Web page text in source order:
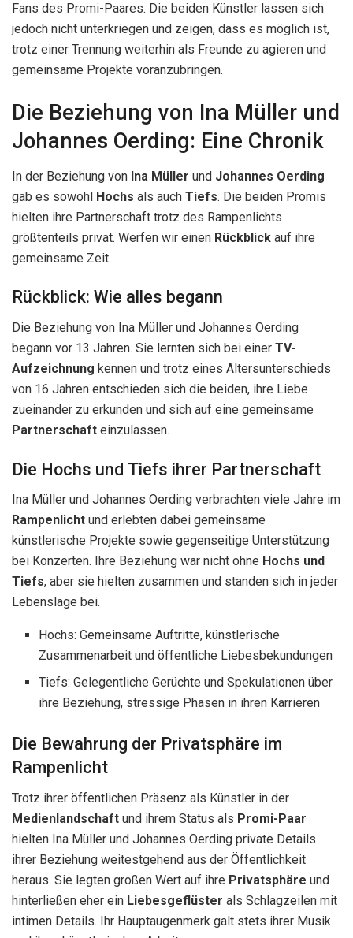
Fans des Promi-Paares. Die beiden Künstler lassen sich
jedoch nicht unterkriegen und zeigen, dass es möglich ist,
trotz einer Trennung weiterhin als Freunde zu agieren und
gemeinsame Projekte voranzubringen.
Die Beziehung von Ina Müller und
Johannes Oerding: Eine Chronik
In der Beziehung von Ina Müller und Johannes Oerding
gab es sowohl Hochs als auch Tiefs. Die beiden Promis
hielten ihre Partnerschaft trotz des Rampenlichts
größtenteils privat. Werfen wir einen Rückblick auf ihre
gemeinsame Zeit.
Rückblick: Wie alles begann
Die Beziehung von Ina Müller und Johannes Oerding
begann vor 13 Jahren. Sie lernten sich bei einer TV-
Aufzeichnung kennen und trotz eines Altersunterschieds
von 16 Jahren entschieden sich die beiden, ihre Liebe
zueinander zu erkunden und sich auf eine gemeinsame
Partnerschaft einzulassen.
Die Hochs und Tiefs ihrer Partnerschaft
Ina Müller und Johannes Oerding verbrachten viele Jahre im
Rampenlicht und erlebten dabei gemeinsame
künstlerische Projekte sowie gegenseitige Unterstützung
bei Konzerten. Ihre Beziehung war nicht ohne Hochs und
Tiefs, aber sie hielten zusammen und standen sich in jeder
Lebenslage bei.
Hochs: Gemeinsame Auftritte, künstlerische
Zusammenarbeit und öffentliche Liebesbekundungen
Tiefs: Gelegentliche Gerüchte und Spekulationen über
ihre Beziehung, stressige Phasen in ihren Karrieren
Die Bewahrung der Privatsphäre im
Rampenlicht
Trotz ihrer öffentlichen Präsenz als Künstler in der
Medienlandschaft und ihrem Status als Promi-Paar
hielten Ina Müller und Johannes Oerding private Details
ihrer Beziehung weitestgehend aus der Öffentlichkeit
heraus. Sie legten großen Wert auf ihre Privatsphäre und
hinterließen eher ein Liebesgeflüster als Schlagzeilen mit
intimen Details. Ihr Hauptaugenmerk galt stets ihrer Musik